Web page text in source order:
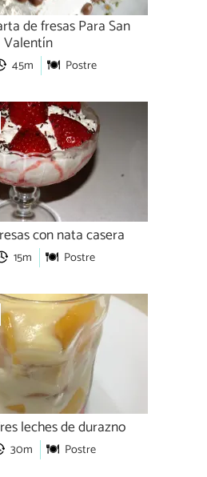
de fresas Para San
Valentín
45m Postre
con nata casera
15m Postre
leches de durazno
30m Postre